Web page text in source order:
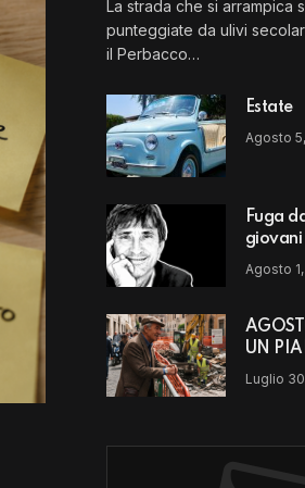
La strada che si arrampica
punteggiate da ulivi
il Perbacco…
Estate
Agosto
Fuga
o da
Agosto
UN
Luglio